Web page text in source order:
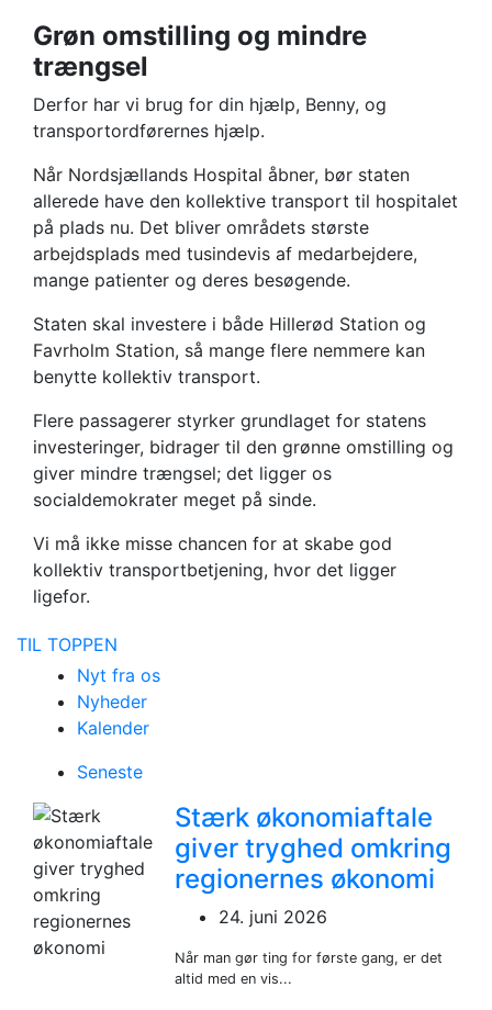
Grøn omstilling og mindre
trængsel
Derfor har vi brug for din hjælp, Benny, og
transportordførernes hjælp.
Når Nordsjællands Hospital åbner, bør staten
allerede have den kollektive transport til hospitalet
på plads nu. Det bliver områdets største
arbejdsplads med tusindevis af medarbejdere,
mange patienter og deres besøgende.
Staten skal investere i både Hillerød Station og
Favrholm Station, så mange flere nemmere kan
benytte kollektiv transport.
Flere passagerer styrker grundlaget for statens
investeringer, bidrager til den grønne omstilling og
giver mindre trængsel; det ligger os
socialdemokrater meget på sinde.
Vi må ikke misse chancen for at skabe god
kollektiv transportbetjening, hvor det ligger
ligefor.
TIL TOPPEN
Nyt fra os
Nyheder
Kalender
Seneste
Stærk økonomiaftale
giver tryghed omkring
regionernes økonomi
24. juni 2026
Når man gør ting for første gang, er det
altid med en vis...